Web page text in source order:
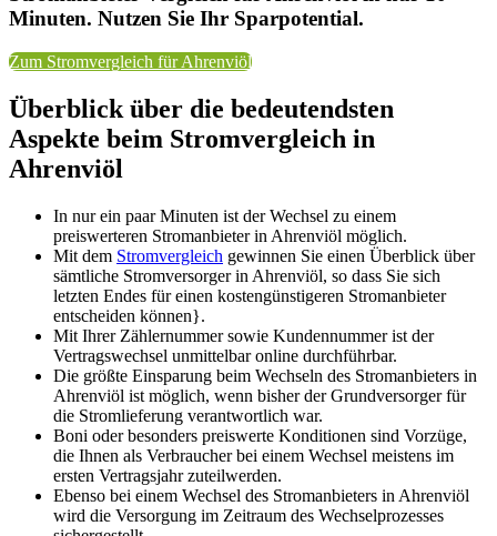
Minuten. Nutzen Sie Ihr Sparpotential.
Zum Stromvergleich für Ahrenviöl
Überblick über die bedeutendsten
Aspekte beim Stromvergleich in
Ahrenviöl
In nur ein paar Minuten ist der Wechsel zu einem
preiswerteren Stromanbieter in Ahrenviöl möglich.
Mit dem Stromvergleich gewinnen Sie einen Überblick über
sämtliche Stromversorger in Ahrenviöl, so dass Sie sich
letzten Endes für einen kostengünstigeren Stromanbieter
entscheiden können}.
Mit Ihrer Zählernummer sowie Kundennummer ist der
Vertragswechsel unmittelbar online durchführbar.
Die größte Einsparung beim Wechseln des Stromanbieters in
Ahrenviöl ist möglich, wenn bisher der Grundversorger für
die Stromlieferung verantwortlich war.
Boni oder besonders preiswerte Konditionen sind Vorzüge,
die Ihnen als Verbraucher bei einem Wechsel meistens im
ersten Vertragsjahr zuteilwerden.
Ebenso bei einem Wechsel des Stromanbieters in Ahrenviöl
wird die Versorgung im Zeitraum des Wechselprozesses